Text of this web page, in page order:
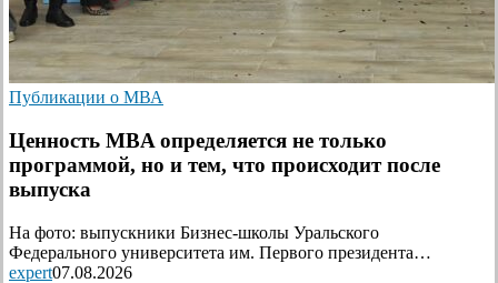
Публикации о МВА
Ценность MBA определяется не только
программой, но и тем, что происходит после
выпуска
На фото: выпускники Бизнес-школы Уральского
Федерального университета им. Первого президента…
expert07.08.2026